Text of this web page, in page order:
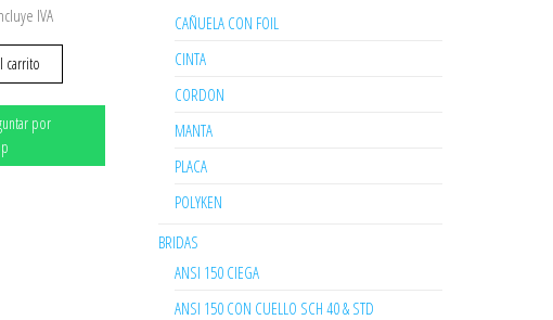
IVA
carrito
por
CAÑUELA CON FOIL
CINTA
CORDON
MANTA
PLACA
POLYKEN
BRIDAS
ANSI 150 CIEGA
ANSI 150 CON CUELLO SCH 40 & STD